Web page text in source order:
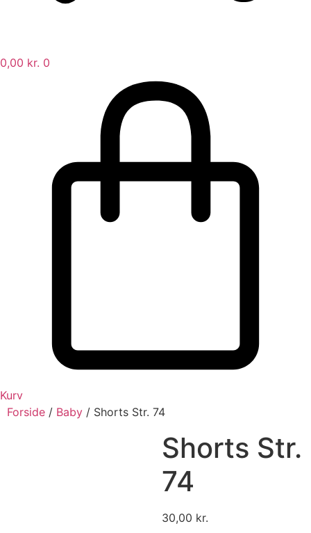
0,00 kr. 0
Kurv
Forside / Baby / Shorts Str. 74
Shorts Str.
74
30,00 kr.